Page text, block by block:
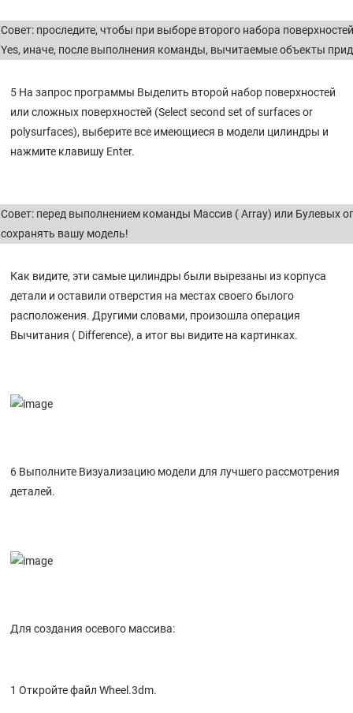
Совет: проследите, чтобы при выборе второго набора
Yes, иначе, после выполнения команды, вычитаемые объекты
5 На запрос программы Выделить второй набор поверхностей
или сложных поверхностей (Select second set of surfaces or
polysurfaces), выберите все имеющиеся в модели цилиндры и
нажмите клавишу Enter.
Совет: перед выполнением команды Массив ( Array) или Булевых
сохранять вашу модель!
Как видите, эти самые цилиндры были вырезаны из корпуса
детали и оставили отверстия на местах своего былого
расположения. Другими словами, произошла операция
Вычитания ( Difference), а итог вы видите на картинках.
6 Выполните Визуализацию модели для лучшего рассмотрения
деталей.
Для создания осевого массива:
1 Откройте файл Wheel.3dm.